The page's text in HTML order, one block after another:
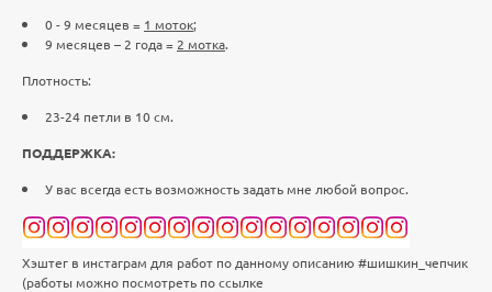
0 - 9 месяцев = 1 моток;
9 месяцев – 2 года = 2 мотка.
Плотность:
23-24 петли в 10 см.
ПОДДЕРЖКА:
У вас всегда есть возможность задать мне любой вопрос.
Хэштег в инстаграм для работ по данному описанию #шишкин_чепчик
(работы можно посмотреть по ссылке